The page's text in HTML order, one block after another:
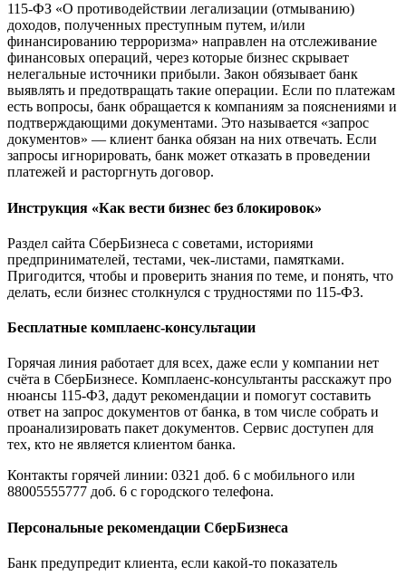
115-ФЗ «О противодействии легализации (отмыванию)
доходов, полученных преступным путем, и/или
финансированию терроризма» направлен на отслеживание
финансовых операций, через которые бизнес скрывает
нелегальные источники прибыли. Закон обязывает банк
выявлять и предотвращать такие операции. Если по платежам
есть вопросы, банк обращается к компаниям за пояснениями и
подтверждающими документами. Это называется «запрос
документов» — клиент банка обязан на них отвечать. Если
запросы игнорировать, банк может отказать в проведении
платежей и расторгнуть договор.
Инструкция «Как вести бизнес без блокировок»
Раздел сайта СберБизнеса с советами, историями
предпринимателей, тестами, чек-листами, памятками.
Пригодится, чтобы и проверить знания по теме, и понять, что
делать, если бизнес столкнулся с трудностями по 115-ФЗ.
Бесплатные комплаенс-консультации
Горячая линия работает для всех, даже если у компании нет
счёта в СберБизнесе. Комплаенс-консультанты расскажут про
нюансы 115-ФЗ, дадут рекомендации и помогут составить
ответ на запрос документов от банка, в том числе собрать и
проанализировать пакет документов. Сервис доступен для
тех, кто не является клиентом банка.
Контакты горячей линии: 0321 доб. 6 с мобильного или
88005555777 доб. 6 с городского телефона.
Персональные рекомендации СберБизнеса
Банк предупредит клиента, если какой-то показатель